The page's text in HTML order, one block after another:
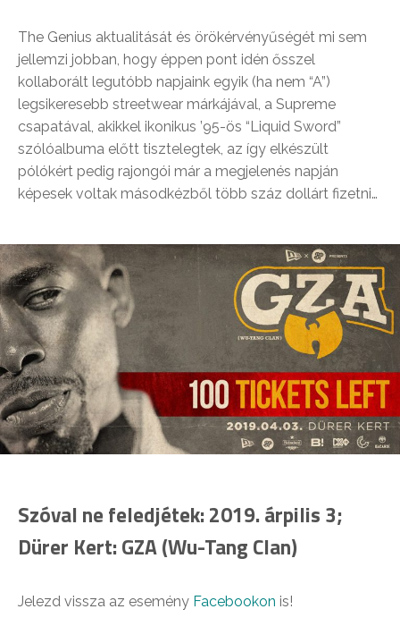
The Genius aktualitását és örökérvényűségét mi sem
jellemzi jobban, hogy éppen pont idén ősszel
kollaborált legutóbb napjaink egyik (ha nem “A”)
legsikeresebb streetwear márkájával, a Supreme
csapatával, akikkel ikonikus ’95-ös “Liquid Sword”
szólóalbuma előtt tisztelegtek, az így elkészült
pólókért pedig rajongói már a megjelenés napján
képesek voltak másodkézből több száz dollárt fizetni…
Szóval ne feledjétek: 2019. árpilis 3;
Dürer Kert: GZA (Wu-Tang Clan)
Jelezd vissza az esemény Facebookon is!